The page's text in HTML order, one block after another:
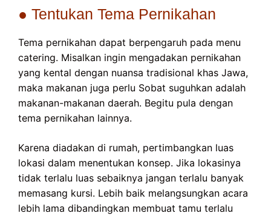
● Tentukan Tema Pernikahan
Tema pernikahan dapat berpengaruh pada menu
catering. Misalkan ingin mengadakan pernikahan
yang kental dengan nuansa tradisional khas Jawa,
maka makanan juga perlu Sobat suguhkan adalah
makanan-makanan daerah. Begitu pula dengan
tema pernikahan lainnya.
Karena diadakan di rumah, pertimbangkan luas
lokasi dalam menentukan konsep. Jika lokasinya
tidak terlalu luas sebaiknya jangan terlalu banyak
memasang kursi. Lebih baik melangsungkan acara
lebih lama dibandingkan membuat tamu terlalu